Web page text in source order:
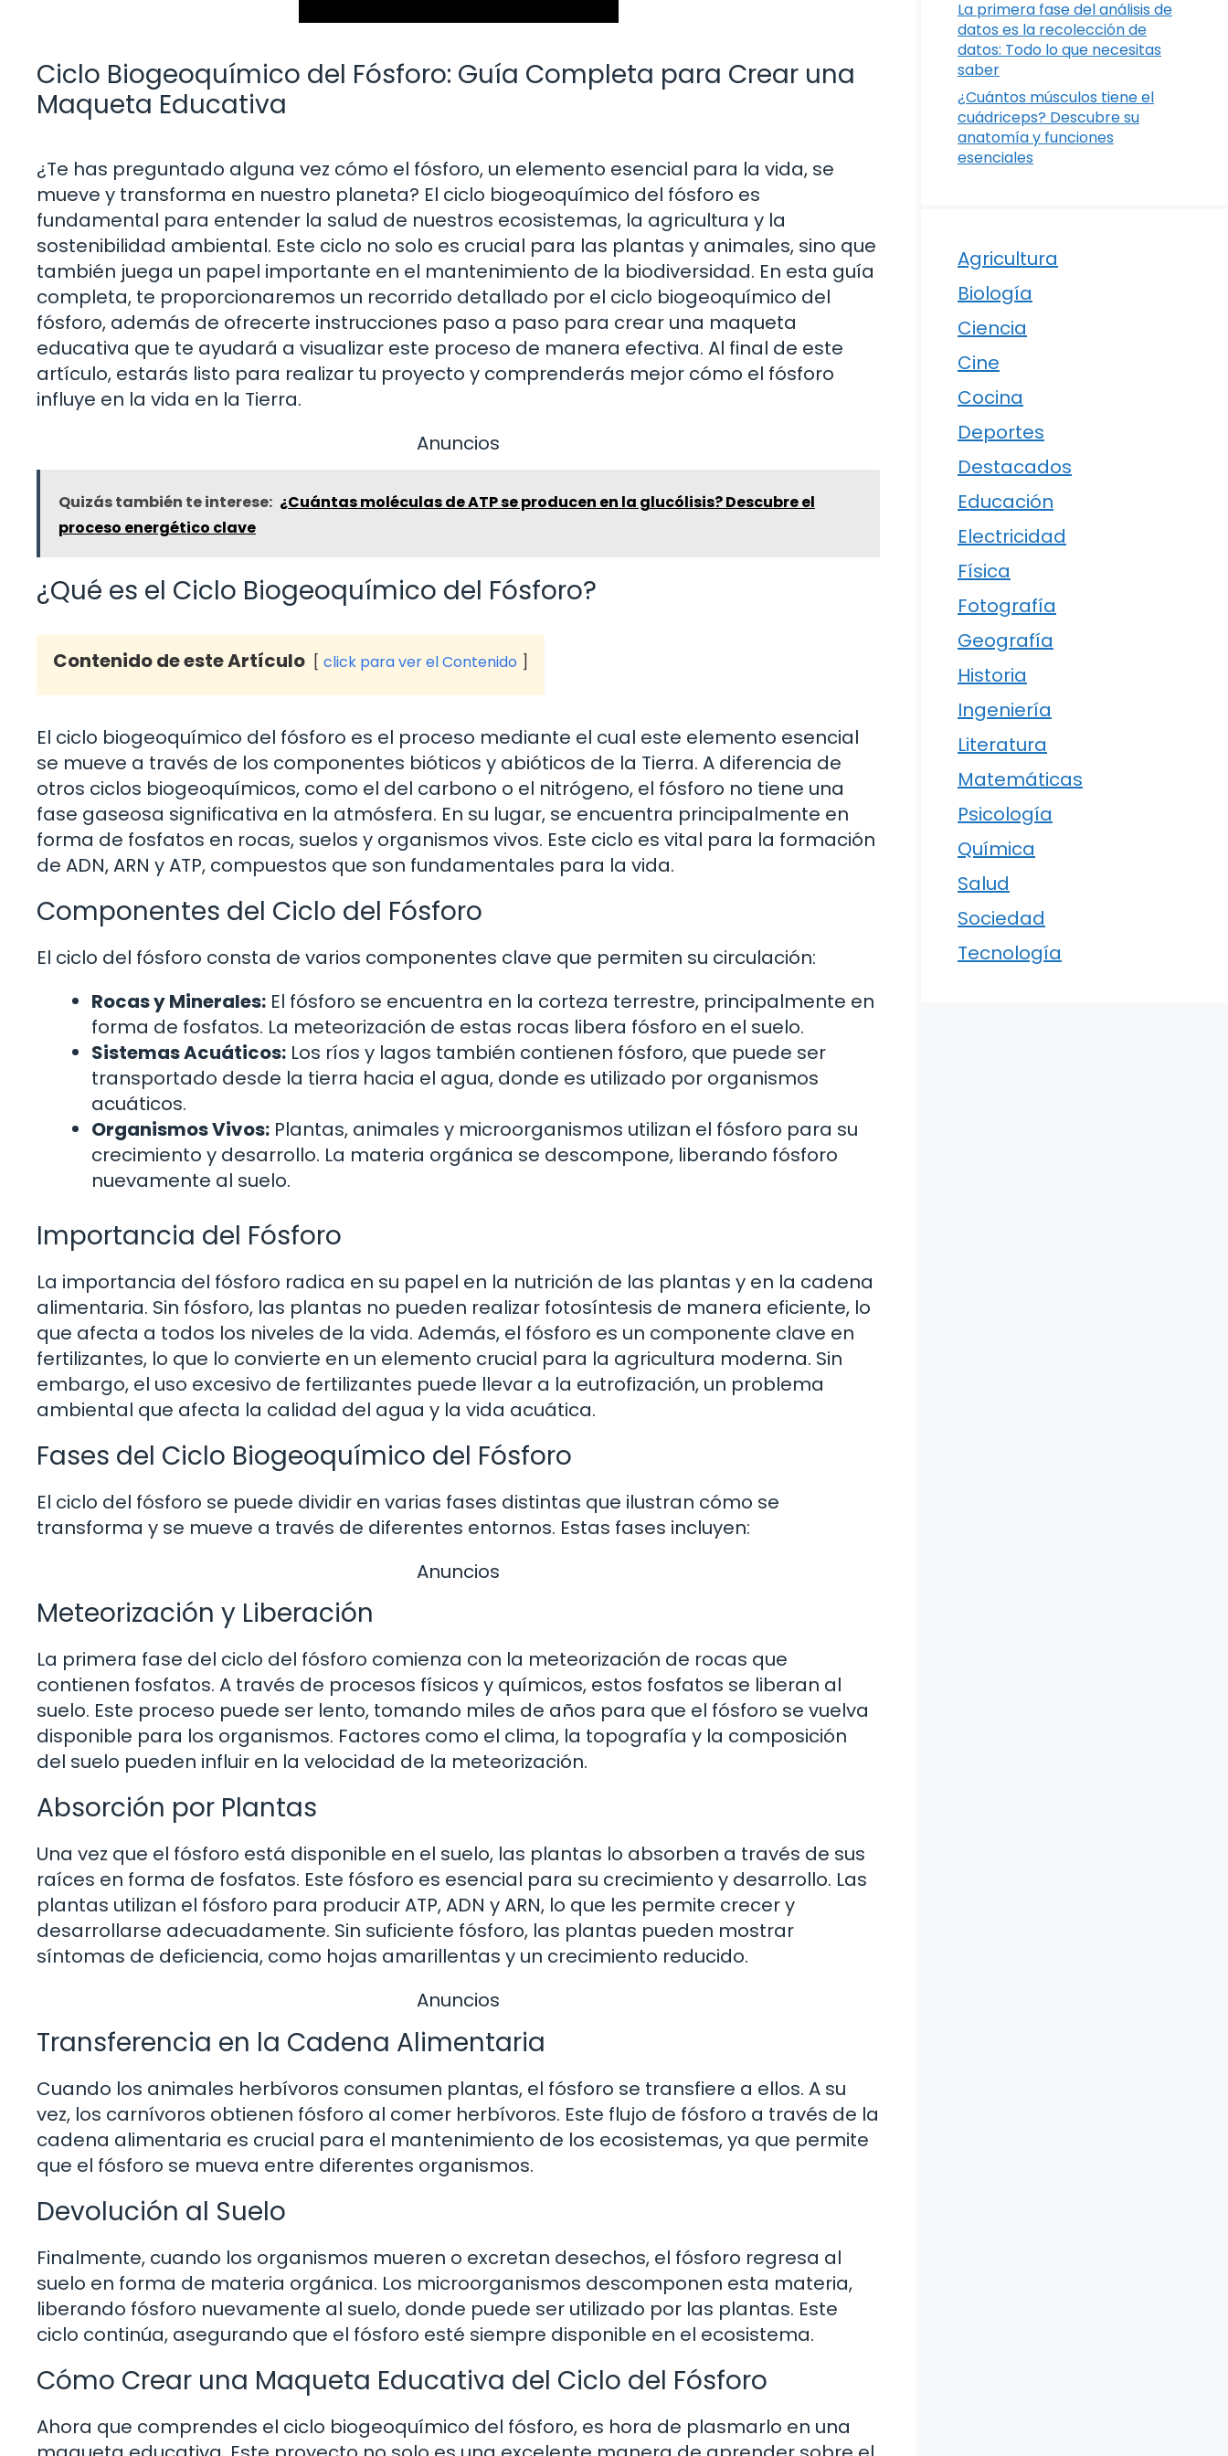
Ciclo Biogeoquímico del Fósforo: Guía Completa para Crear una
Maqueta Educativa
¿Te has preguntado alguna vez cómo el fósforo, un elemento esencial para la vida, se
mueve y transforma en nuestro planeta? El ciclo biogeoquímico del fósforo es
fundamental para entender la salud de nuestros ecosistemas, la agricultura y la
sostenibilidad ambiental. Este ciclo no solo es crucial para las plantas y animales, sino que
también juega un papel importante en el mantenimiento de la biodiversidad. En esta guía
completa, te proporcionaremos un recorrido detallado por el ciclo biogeoquímico del
fósforo, además de ofrecerte instrucciones paso a paso para crear una maqueta
educativa que te ayudará a visualizar este proceso de manera efectiva. Al final de este
artículo, estarás listo para realizar tu proyecto y comprenderás mejor cómo el fósforo
influye en la vida en la Tierra.
Anuncios
Quizás también te interese: ¿Cuántas moléculas de ATP se producen en la glucólisis? Descubre el
proceso energético clave
¿Qué es el Ciclo Biogeoquímico del Fósforo?
Contenido de este Artículo click para ver el Contenido
El ciclo biogeoquímico del fósforo es el proceso mediante el cual este elemento esencial
se mueve a través de los componentes bióticos y abióticos de la Tierra. A diferencia de
otros ciclos biogeoquímicos, como el del carbono o el nitrógeno, el fósforo no tiene una
fase gaseosa significativa en la atmósfera. En su lugar, se encuentra principalmente en
forma de fosfatos en rocas, suelos y organismos vivos. Este ciclo es vital para la formación
de ADN, ARN y ATP, compuestos que son fundamentales para la vida.
Componentes del Ciclo del Fósforo
El ciclo del fósforo consta de varios componentes clave que permiten su circulación:
Rocas y Minerales: El fósforo se encuentra en la corteza terrestre, principalmente en
forma de fosfatos. La meteorización de estas rocas libera fósforo en el suelo.
Sistemas Acuáticos: Los ríos y lagos también contienen fósforo, que puede ser
transportado desde la tierra hacia el agua, donde es utilizado por organismos
acuáticos.
Organismos Vivos: Plantas, animales y microorganismos utilizan el fósforo para su
crecimiento y desarrollo. La materia orgánica se descompone, liberando fósforo
nuevamente al suelo.
Importancia del Fósforo
La importancia del fósforo radica en su papel en la nutrición de las plantas y en la cadena
alimentaria. Sin fósforo, las plantas no pueden realizar fotosíntesis de manera eficiente, lo
que afecta a todos los niveles de la vida. Además, el fósforo es un componente clave en
fertilizantes, lo que lo convierte en un elemento crucial para la agricultura moderna. Sin
embargo, el uso excesivo de fertilizantes puede llevar a la eutrofización, un problema
ambiental que afecta la calidad del agua y la vida acuática.
Fases del Ciclo Biogeoquímico del Fósforo
El ciclo del fósforo se puede dividir en varias fases distintas que ilustran cómo se
transforma y se mueve a través de diferentes entornos. Estas fases incluyen:
Anuncios
Meteorización y Liberación
La primera fase del ciclo del fósforo comienza con la meteorización de rocas que
contienen fosfatos. A través de procesos físicos y químicos, estos fosfatos se liberan al
suelo. Este proceso puede ser lento, tomando miles de años para que el fósforo se vuelva
disponible para los organismos. Factores como el clima, la topografía y la composición
del suelo pueden influir en la velocidad de la meteorización.
Absorción por Plantas
Una vez que el fósforo está disponible en el suelo, las plantas lo absorben a través de sus
raíces en forma de fosfatos. Este fósforo es esencial para su crecimiento y desarrollo. Las
plantas utilizan el fósforo para producir ATP, ADN y ARN, lo que les permite crecer y
desarrollarse adecuadamente. Sin suficiente fósforo, las plantas pueden mostrar
síntomas de deficiencia, como hojas amarillentas y un crecimiento reducido.
Anuncios
Transferencia en la Cadena Alimentaria
Cuando los animales herbívoros consumen plantas, el fósforo se transfiere a ellos. A su
vez, los carnívoros obtienen fósforo al comer herbívoros. Este flujo de fósforo a través de la
cadena alimentaria es crucial para el mantenimiento de los ecosistemas, ya que permite
que el fósforo se mueva entre diferentes organismos.
Devolución al Suelo
Finalmente, cuando los organismos mueren o excretan desechos, el fósforo regresa al
suelo en forma de materia orgánica. Los microorganismos descomponen esta materia,
liberando fósforo nuevamente al suelo, donde puede ser utilizado por las plantas. Este
ciclo continúa, asegurando que el fósforo esté siempre disponible en el ecosistema.
Cómo Crear una Maqueta Educativa del Ciclo del Fósforo
Ahora que comprendes el ciclo biogeoquímico del fósforo, es hora de plasmarlo en una
La primera fase del análisis de
datos es la recolección de
datos: Todo lo que necesitas
saber
¿Cuántos músculos tiene el
cuádriceps? Descubre su
anatomía y funciones
esenciales
Agricultura
Biología
Ciencia
Cine
Cocina
Deportes
Destacados
Educación
Electricidad
Física
Fotografía
Geografía
Historia
Ingeniería
Literatura
Matemáticas
Psicología
Química
Salud
Sociedad
Tecnología